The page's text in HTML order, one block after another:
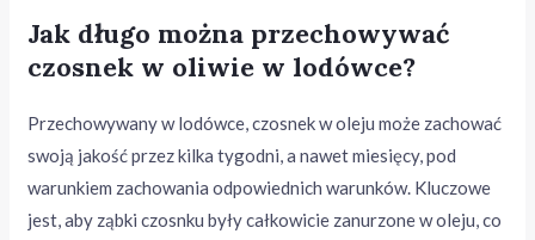
Jak długo można przechowywać
czosnek w oliwie w lodówce?
Przechowywany w lodówce, czosnek w oleju może zachować
swoją jakość przez kilka tygodni, a nawet miesięcy, pod
warunkiem zachowania odpowiednich warunków. Kluczowe
jest, aby ząbki czosnku były całkowicie zanurzone w oleju, co